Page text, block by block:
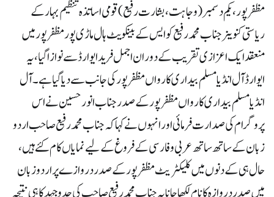
مظفر پور، یکم دسمبر (وجاہت، بشارت رفیع) قومی اساتذہ تنظیم بہار کے
ریاستی کنوینر جناب محمد رفیع کو ایس کے بینکویٹ ہال ماڑی پور مظفرپور میں
منعقد ایک اعزازی تقریب کے دوران اجمل فرید ایوارڈ سے نوازا گیا، یہ
ایوارڈ آل انڈیا مسلم بیداری کارواں مظفرپور کی جانب سے دیا گیاہے۔ آل
انڈیا مسلم بیداری کارواں مظفر پور کے صدر جناب انور حسین نے اس
پروگرام کی صدارت فرمائی اور انہوں نے کہا کہ جناب محمد رفیع صاحب اردو
زبان کے ساتھ ساتھ عربی و فارسی کے فروغ کے لیے نمایاں کام کئے ہیں،
حال ہی کے دنوں میں کلیکٹریٹ مظفرپور کے صدر دروازے پر اردو زبان